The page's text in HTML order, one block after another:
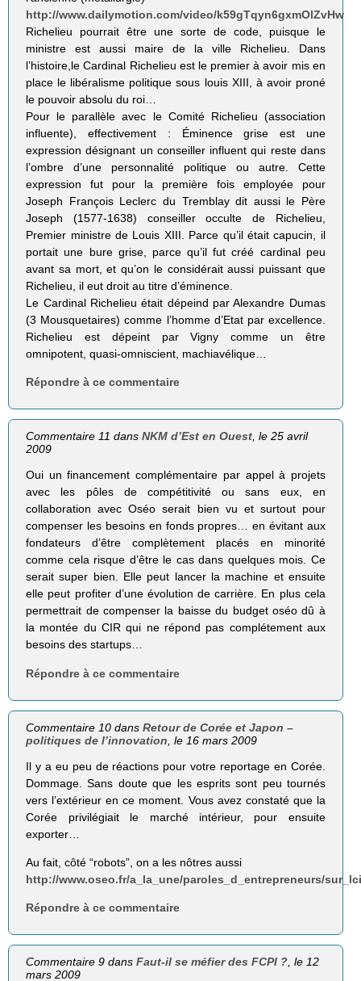
http://www.dailymotion.com/video/k59gTqyn6gxmOlZvHw
Richelieu pourrait être une sorte de code, puisque le
ministre est aussi maire de la ville Richelieu. Dans
l’histoire,le Cardinal Richelieu est le premier à avoir mis en
place le libéralisme politique sous louis XIII, à avoir proné
le pouvoir absolu du roi…
Pour le parallèle avec le Comité Richelieu (association
influente), effectivement : Éminence grise est une
expression désignant un conseiller influent qui reste dans
l’ombre d’une personnalité politique ou autre. Cette
expression fut pour la première fois employée pour
Joseph François Leclerc du Tremblay dit aussi le Père
Joseph (1577-1638) conseiller occulte de Richelieu,
Premier ministre de Louis XIII. Parce qu’il était capucin, il
portait une bure grise, parce qu’il fut créé cardinal peu
avant sa mort, et qu’on le considérait aussi puissant que
Richelieu, il eut droit au titre d’éminence.
Le Cardinal Richelieu était dépeind par Alexandre Dumas
(3 Mousquetaires) comme l’homme d’Etat par excellence.
Richelieu est dépeint par Vigny comme un être
omnipotent, quasi-omniscient, machiavélique…
Répondre à ce commentaire
Commentaire 11 dansNKM d’Est en Ouest, le 25 avril
2009
Oui un financement complémentaire par appel à projets
avec les pôles de compétitivité ou sans eux, en
collaboration avec Oséo serait bien vu et surtout pour
compenser les besoins en fonds propres… en évitant aux
fondateurs d’être complètement placés en minorité
comme cela risque d’être le cas dans quelques mois. Ce
serait super bien. Elle peut lancer la machine et ensuite
elle peut profiter d’une évolution de carrière. En plus cela
permettrait de compenser la baisse du budget oséo dû à
la montée du CIR qui ne répond pas complétement aux
besoins des startups…
Répondre à ce commentaire
Commentaire 10 dansRetour de Corée et Japon –
politiques de l’innovation , le 16 mars 2009
Il y a eu peu de réactions pour votre reportage en Corée.
Dommage. Sans doute que les esprits sont peu tournés
vers l’extérieur en ce moment. Vous avez constaté que la
Corée privilégiait le marché intérieur, pour ensuite
exporter…
Au fait, côté “robots”, on a les nôtres aussi
http://www.oseo.fr/a_la_une/paroles_d_entrepreneurs/
Répondre à ce commentaire
Commentaire 9 dansFaut-il se méfier des FCPI ? , le 12
mars 2009